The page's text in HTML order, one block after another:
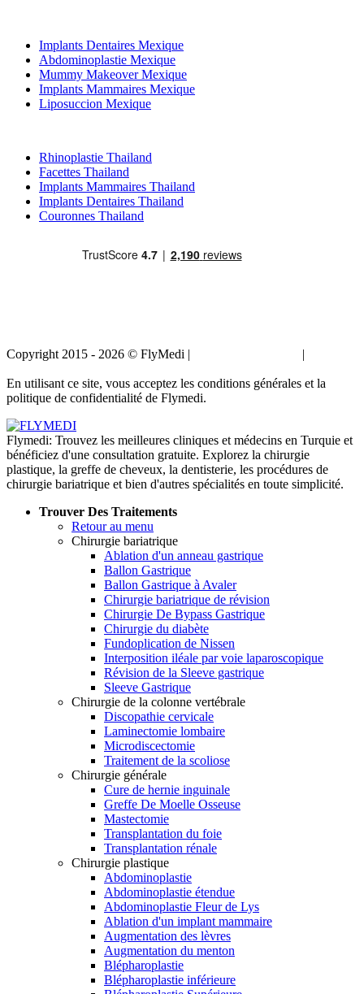
Implants Dentaires Mexique
Abdominoplastie Mexique
Mummy Makeover Mexique
Implants Mammaires Mexique
Liposuccion Mexique
Rhinoplastie Thailand
Facettes Thailand
Implants Mammaires Thailand
Implants Dentaires Thailand
Couronnes Thailand
Copyright 2015 - 2026 © FlyMedi | |
En utilisant ce site, vous acceptez les conditions générales et la
politique de confidentialité de Flymedi.
Flymedi: Trouvez les meilleures cliniques et médecins en Turquie et
bénéficiez d'une consultation gratuite. Explorez la chirurgie
plastique, la greffe de cheveux, la dentisterie, les procédures de
chirurgie bariatrique et bien d'autres spécialités en toute simplicité.
Trouver Des Traitements
Retour au menu
Chirurgie bariatrique
Ablation d'un anneau gastrique
Ballon Gastrique
Ballon Gastrique à Avaler
Chirurgie bariatrique de révision
Chirurgie De Bypass Gastrique
Chirurgie du diabète
Fundoplication de Nissen
Interposition iléale par voie laparoscopique
Révision de la Sleeve gastrique
Sleeve Gastrique
Chirurgie de la colonne vertébrale
Discopathie cervicale
Laminectomie lombaire
Microdiscectomie
Traitement de la scoliose
Chirurgie générale
Cure de hernie inguinale
Greffe De Moelle Osseuse
Mastectomie
Transplantation du foie
Transplantation rénale
Chirurgie plastique
Abdominoplastie
Abdominoplastie étendue
Abdominoplastie Fleur de Lys
Ablation d'un implant mammaire
Augmentation des lèvres
Augmentation du menton
Blépharoplastie
Blépharoplastie inférieure